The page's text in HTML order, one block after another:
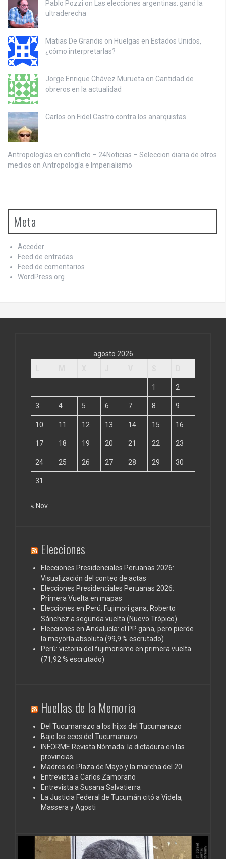
Pablo Pozzi on
Las elecciones argentinas: ganó la
ultraderecha
Matias De Grandis on Huelgas en Estados Unidos,
¿cómo interpretarlas?
Jorge Enrique Chávez Murueta on Cantidad de
obreros en la actualidad
Carlos on Fidel Castro contra los anarquistas
Antropologías en conflicto – 24Noticias – Seleccion diaria de otros
medios on Antropología e Imperialismo
Meta
Acceder
Feed de entradas
Feed de comentarios
WordPress.org
agosto 2026
1 2
3 4 5 6 7 8 9
10 11 12 13 14 15 16
17 18 19 20 21 22 23
24 25 26 27 28 29 30
31
« Nov
Elecciones
Elecciones Presidenciales Peruanas 2026:
Visualización del conteo de actas
Elecciones Presidenciales Peruanas 2026:
Primera Vuelta en mapas
Elecciones en Perú: Fujimori gana, Roberto
Sánchez a segunda vuelta (Nuevo Trópico)
Elecciones en Andalucía: el PP gana, pero pierde
la mayoría absoluta (99,9 % escrutado)
Perú: victoria del fujimorismo en primera vuelta
(71,92 % escrutado)
Huellas de la Memoria
Del Tucumanazo a los hijxs del Tucumanazo
Bajo los ecos del Tucumanazo
INFORME Revista Nómada: la dictadura en las
provincias
Madres de Plaza de Mayo y la marcha del 20
Entrevista a Carlos Zamorano
Entrevista a Susana Salvatierra
La Justicia Federal de Tucumán citó a Videla,
Massera y Agosti